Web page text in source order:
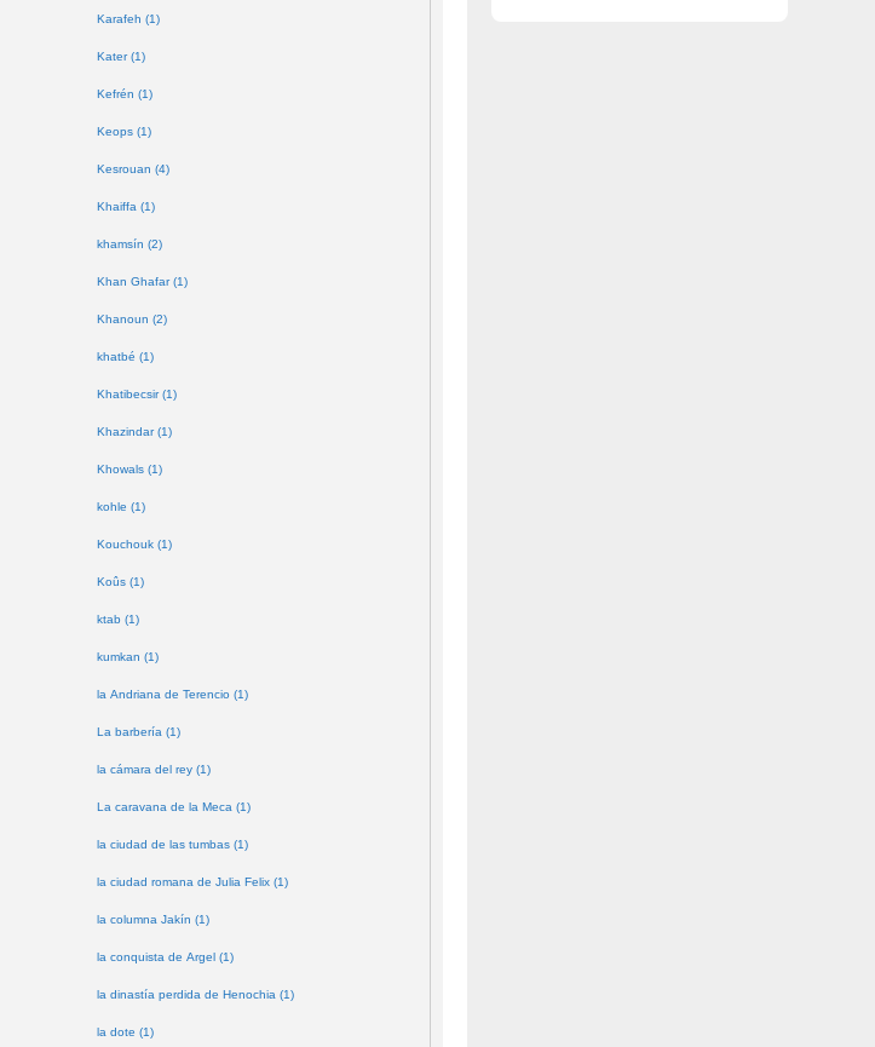
Karafeh (1)
Kater (1)
Kefrén (1)
Keops (1)
Kesrouan (4)
Khaiffa (1)
khamsín (2)
Khan Ghafar (1)
Khanoun (2)
khatbé (1)
Khatibecsir (1)
Khazindar (1)
Khowals (1)
kohle (1)
Kouchouk (1)
Koûs (1)
ktab (1)
kumkan (1)
la Andriana de Terencio (1)
La barbería (1)
la cámara del rey (1)
La caravana de la Meca (1)
la ciudad de las tumbas (1)
la ciudad romana de Julia Felix (1)
la columna Jakín (1)
la conquista de Argel (1)
la dinastía perdida de Henochia (1)
la dote (1)